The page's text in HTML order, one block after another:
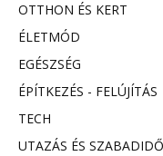
OTTHON ÉS KERT
ÉLETMÓD
EGÉSZSÉG
ÉPÍTKEZÉS - FELÚJÍTÁS
TECH
UTAZÁS ÉS SZABADIDŐ